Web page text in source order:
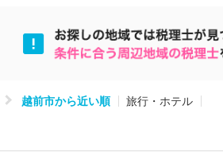
越前市から近い順 旅行・ホテル